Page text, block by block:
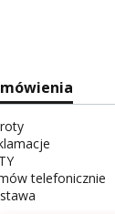
telefonicznie